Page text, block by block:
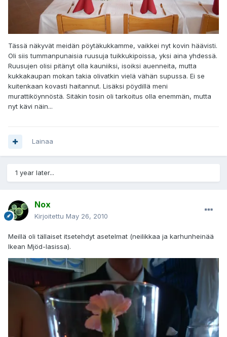
Tässä näkyvät meidän pöytäkukkamme, vaikkei nyt kovin häävisti.
Oli siis tummanpunaisia ruusuja tuikkukipoissa, yksi aina yhdessä.
Ruusujen olisi pitänyt olla kauniiksi, isoiksi auenneita, mutta
kukkakaupan mokan takia olivatkin vielä vähän supussa. Ei se
kuitenkaan kovasti haitannut. Lisäksi pöydillä meni
murattiköynnöstä. Sitäkin tosin oli tarkoitus olla enemmän, mutta
nyt kävi näin...
Lainaa
1 year later...
Nox
Kirjoitettu May 26, 2010
Meillä oli tällaiset itsetehdyt asetelmat (neilikkaa ja karhunheinää
Ikean Mjöd-lasissa).